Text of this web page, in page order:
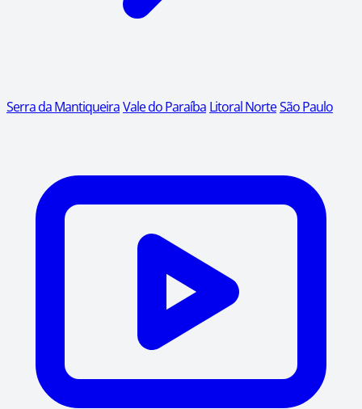
Serra da MantiqueiraVale do Paraíba Litoral NorteSão Paulo